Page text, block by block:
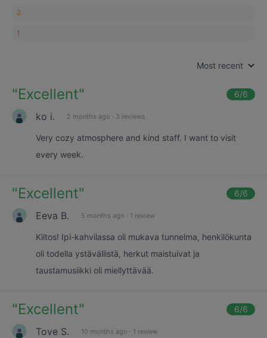
2
1
Most recent
"Excellent" 6/6
ko i. 2 months ago · 3 reviews
Very cozy atmosphere and kind staff. I want to visit
every week.
"Excellent" 6/6
Eeva B. 5 months ago · 1 review
Kiitos! Ipi-kahvilassa oli mukava tunnelma, henkilökunta
oli todella ystävällistä, herkut maistuivat ja
taustamusiikki oli miellyttävää.
"Excellent" 6/6
Tove S. 10 months ago · 1 review